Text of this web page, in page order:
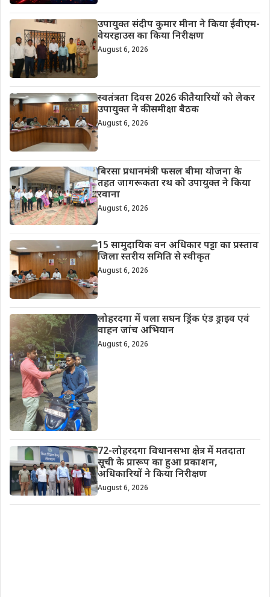
उपायुक्त संदीप कुमार मीना ने किया ईवीएम-
वेयरहाउस का किया निरीक्षण
August 6, 2026
स्वतंत्रता दिवस 2026 की तैयारियों को लेकर
उपायुक्त ने की समीक्षा बैठक
August 6, 2026
बिरसा प्रधानमंत्री फसल बीमा योजना के
तहत जागरूकता रथ को उपायुक्त ने किया
रवाना
August 6, 2026
15 सामुदायिक वन अधिकार पट्टा का प्रस्ताव
जिला स्तरीय समिति से स्वीकृत
August 6, 2026
लोहरदगा में चला सघन ड्रिंक एंड ड्राइव एवं
वाहन जांच अभियान
August 6, 2026
72-लोहरदगा विधानसभा क्षेत्र में मतदाता
सूची के प्रारूप का हुआ प्रकाशन,
अधिकारियों ने किया निरीक्षण
August 6, 2026